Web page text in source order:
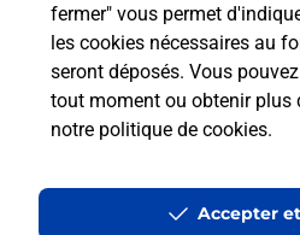
fermer" vous permet
les cookies nécessaires au
seront déposés. Vous
tout moment ou obtenir plus
notre politique de cookies.
Accepter
Localiser Liste Boîtes aux lettres
Accessibilité : partiellement